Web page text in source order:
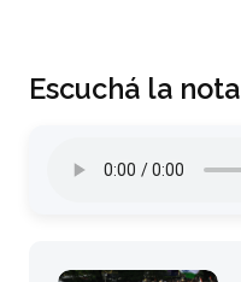
Escuchá la nota